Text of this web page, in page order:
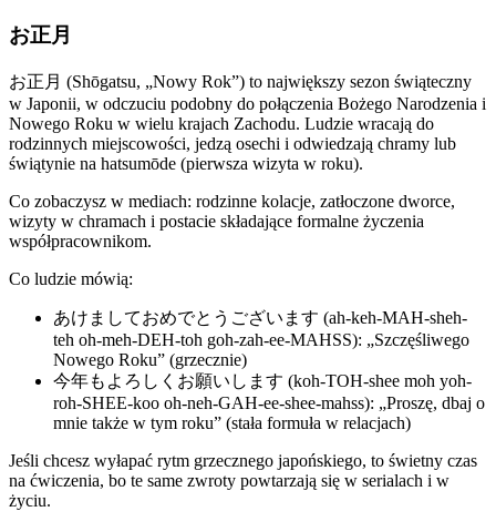
お正月
お正月 (Shōgatsu, „Nowy Rok”) to największy sezon świąteczny
w Japonii, w odczuciu podobny do połączenia Bożego Narodzenia i
Nowego Roku w wielu krajach Zachodu. Ludzie wracają do
rodzinnych miejscowości, jedzą osechi i odwiedzają chramy lub
świątynie na hatsumōde (pierwsza wizyta w roku).
Co zobaczysz w mediach: rodzinne kolacje, zatłoczone dworce,
wizyty w chramach i postacie składające formalne życzenia
współpracownikom.
Co ludzie mówią:
あけましておめでとうございます (ah-keh-MAH-sheh-
teh oh-meh-DEH-toh goh-zah-ee-MAHSS): „Szczęśliwego
Nowego Roku” (grzecznie)
今年もよろしくお願いします (koh-TOH-shee moh yoh-
roh-SHEE-koo oh-neh-GAH-ee-shee-mahss): „Proszę, dbaj o
mnie także w tym roku” (stała formuła w relacjach)
Jeśli chcesz wyłapać rytm grzecznego japońskiego, to świetny czas
na ćwiczenia, bo te same zwroty powtarzają się w serialach i w
życiu.